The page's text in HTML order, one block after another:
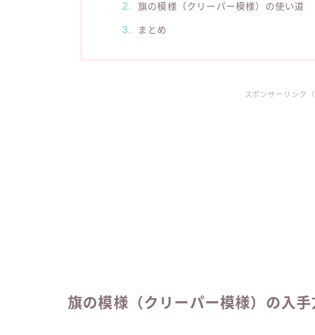
旗の模様（クリーパー模様）の使い道
まとめ
スポンサーリンク（
旗の模様（クリーパー模様）の入手